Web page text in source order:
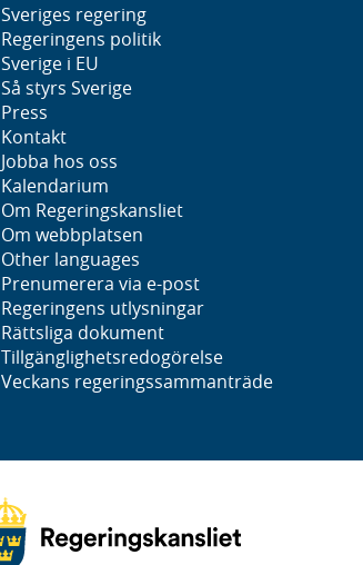
Sveriges regering
Regeringens politik
Sverige i EU
Så styrs Sverige
Press
Kontakt
Jobba hos oss
Kalendarium
Om Regeringskansliet
Om webbplatsen
Other languages
Prenumerera via e-post
Regeringens utlysningar
Rättsliga dokument
Tillgänglighetsredogörelse
Veckans regeringssammanträde